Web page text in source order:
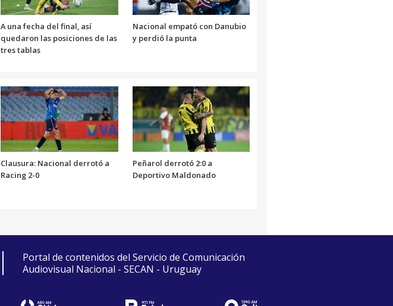
A una fecha del final, así
quedaron las posiciones de las
tres tablas
Nacional empató con Danubio
y perdió la punta
Clausura: Nacional derrotó a
Racing 2-0
Peñarol derrotó 2:0 a
Deportivo Maldonado
Portal de contenidos del Servicio de Comunicación
Audiovisual Nacional - SECAN - Uruguay